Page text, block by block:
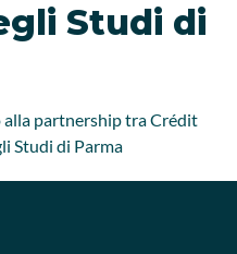
Studi di
partnership tra Crédit
Studi di Parma